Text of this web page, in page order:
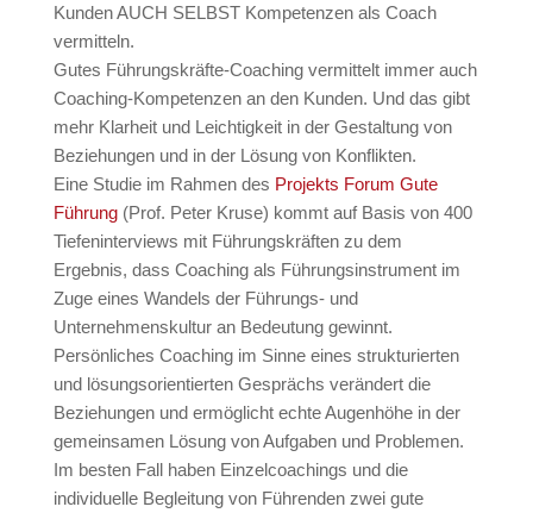
Kunden AUCH SELBST Kompetenzen als Coach
vermitteln.
Gutes Führungskräfte-Coaching vermittelt immer auch
Coaching-Kompetenzen an den Kunden. Und das gibt
mehr Klarheit und Leichtigkeit in der Gestaltung von
Beziehungen und in der Lösung von Konflikten.
Eine Studie im Rahmen des Projekts Forum Gute
Führung(Prof. Peter Kruse) kommt auf Basis von 400
Tiefeninterviews mit Führungskräften zu dem
Ergebnis, dass Coaching als Führungsinstrument im
Zuge eines Wandels der Führungs- und
Unternehmenskultur an Bedeutung gewinnt.
Persönliches Coaching im Sinne eines strukturierten
und lösungsorientierten Gesprächs verändert die
Beziehungen und ermöglicht echte Augenhöhe in der
gemeinsamen Lösung von Aufgaben und Problemen.
Im besten Fall haben Einzelcoachings und die
individuelle Begleitung von Führenden zwei gute